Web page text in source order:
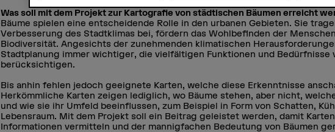
Was soll mit dem Projekt zur Kartografie von städtischen Bäumen erreicht
Bäume spielen eine entscheidende Rolle in den urbanen Gebieten. Sie
Verbesserung des Stadtklimas bei, fördern das Wohlbefinden der
Biodiversität. Angesichts der zunehmenden klimatischen
Stadtplanung immer wichtiger, die vielfältigen Funktionen und Bedürfnisse
berücksichtigen.
Bis anhin fehlen jedoch geeignete Karten, welche diese Erkenntnisse
Herkömmliche Karten zeigen lediglich, wo Bäume stehen, aber nicht,
und wie sie ihr Umfeld beeinflussen, zum Beispiel in Form von Schatten,
Lebensraum. Mit dem Projekt soll ein Beitrag geleistet werden, damit
Informationen vermitteln und der mannigfachen Bedeutung von Bäumen